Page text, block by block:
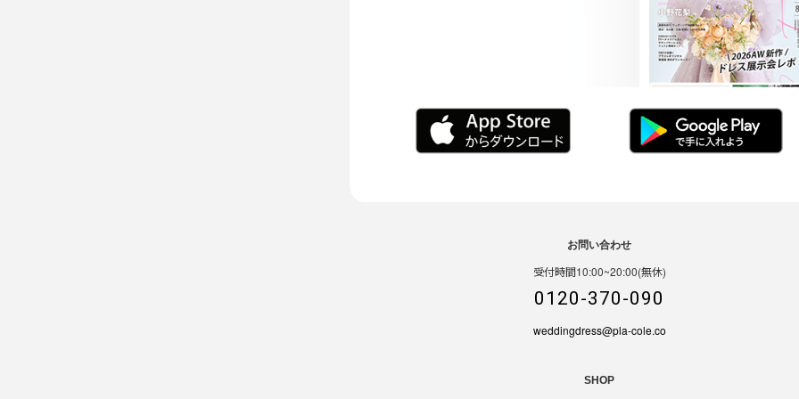
お問い合わせ
受付時間10:00~20:00(無休)
0120-370-090
weddingdress@pla-cole.co
SHOP